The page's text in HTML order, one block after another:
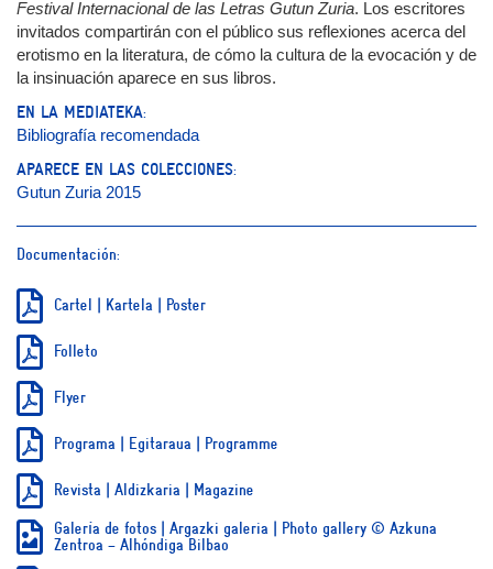
Festival Internacional de las Letras Gutun Zuria. Los escritores
invitados compartirán con el público sus reflexiones acerca del
erotismo en la literatura, de cómo la cultura de la evocación y de
la insinuación aparece en sus libros.
EN LA MEDIATEKA:
Bibliografía recomendada
APARECE EN LAS COLECCIONES:
Gutun Zuria 2015
Documentación:
Cartel | Kartela | Poster
Folleto
Flyer
Programa | Egitaraua | Programme
Revista | Aldizkaria | Magazine
Galería de fotos | Argazki galeria | Photo gallery © Azkuna
Zentroa – Alhóndiga Bilbao